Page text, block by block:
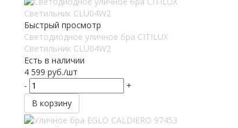
Быстрый просмотр
Светодиодное уличное бра CITILUX
Светильник CLU04W2
Есть в наличии
4 599 руб./шт
-
+
В корзину